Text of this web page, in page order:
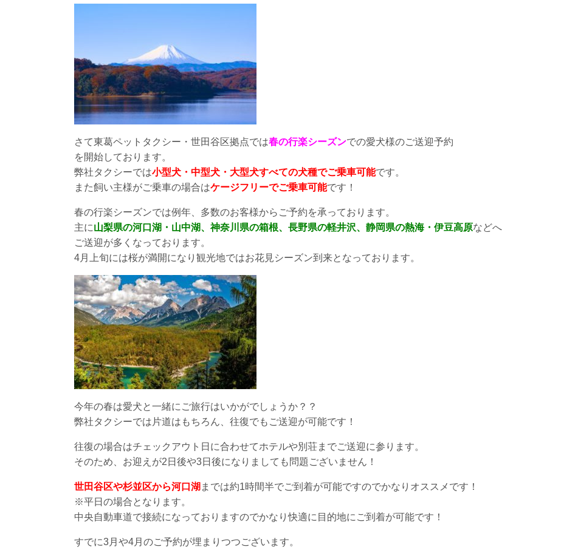
さて東葛ペットタクシー・世田谷区拠点では春の行楽シーズンでの愛犬様のご送迎予約
を開始しております。
弊社タクシーでは小型犬・中型犬・大型犬すべての犬種でご乗車可能です。
また飼い主様がご乗車の場合はケージフリーでご乗車可能です！
春の行楽シーズンでは例年、多数のお客様からご予約を承っております。
主に山梨県の河口湖・山中湖、神奈川県の箱根、長野県の軽井沢、静岡県の熱海・伊豆高原などへ
ご送迎が多くなっております。
4月上旬には桜が満開になり観光地ではお花見シーズン到来となっております。
今年の春は愛犬と一緒にご旅行はいかがでしょうか？？
弊社タクシーでは片道はもちろん、往復でもご送迎が可能です！
往復の場合はチェックアウト日に合わせてホテルや別荘までご送迎に参ります。
そのため、お迎えが2日後や3日後になりましても問題ございません！
世田谷区や杉並区から河口湖 までは約1時間半でご到着が可能ですのでかなりオススメです！
※平日の場合となります。
中央自動車道で接続になっておりますのでかなり快適に目的地にご到着が可能です！
すでに3月や4月のご予約が埋まりつつございます。